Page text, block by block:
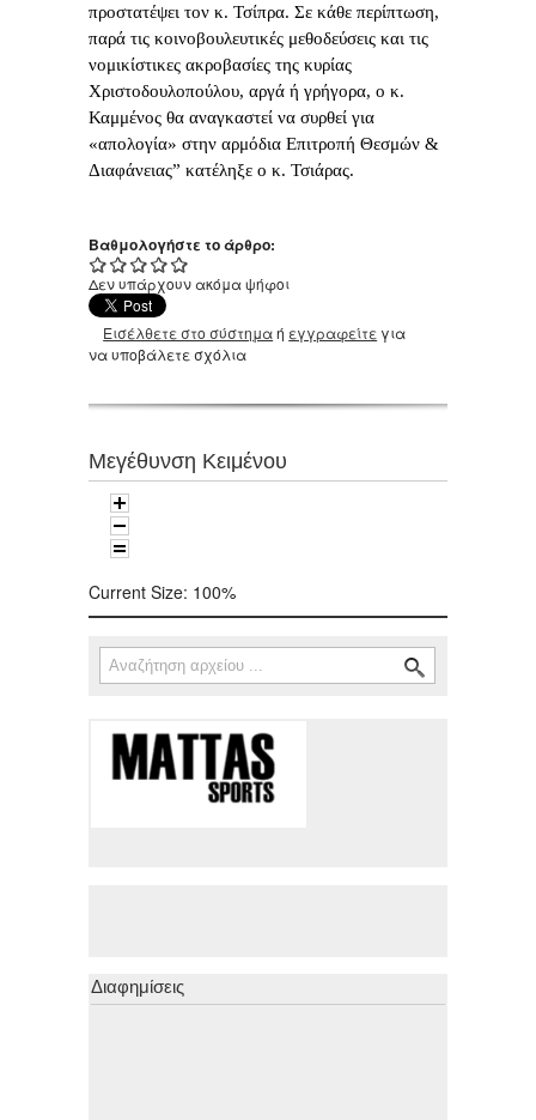
προστατέψει τον κ. Τσίπρα. Σε κάθε περίπτωση,
παρά τις κοινοβουλευτικές μεθοδεύσεις και τις
νομικίστικες ακροβασίες της κυρίας
Χριστοδουλοπούλου, αργά ή γρήγορα, ο κ.
Καμμένος θα αναγκαστεί να συρθεί για
«απολογία» στην αρμόδια Επιτροπή Θεσμών &
Διαφάνειας” κατέληξε ο κ. Τσιάρας.
Βαθμολογήστε το άρθρο:
Δεν υπάρχουν ακόμα ψήφοι
Εισέλθετε στο σύστημαή εγγραφείτε για
να υποβάλετε σχόλια
Μεγέθυνση Κειμένου
Current Size: 100%
Φόρμα αναζήτησης
Αναζήτηση
Διαφημίσεις